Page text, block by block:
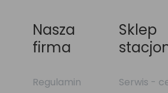
Nasza
firma
Regulamin
Sklep
Serwis -